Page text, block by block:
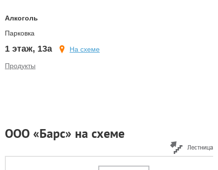
Алкоголь
Парковка
1 этаж, 13а На схеме
Продукты
ООО «Барс» на схеме